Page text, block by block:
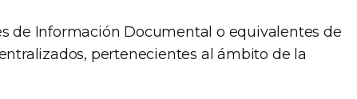
de Información Documental o equivalentes de
pertenecientes al ámbito de la